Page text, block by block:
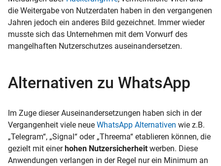
die Weitergabe von Nutzerdaten haben in den vergangenen
Jahren jedoch ein anderes Bild gezeichnet. Immer wieder
musste sich das Unternehmen mit dem Vorwurf des
mangelhaften Nutzerschutzes auseinandersetzen.
Alternativen zu WhatsApp
Im Zuge dieser Auseinandersetzungen haben sich in der
Vergangenheit viele neue WhatsApp Alternativen wie z.B.
„Telegram“, „Signal“ oder „Threema“ etablieren können, die
gezielt mit einer hohen Nutzersicherheit werben. Diese
Anwendungen verlangen in der Regel nur ein Minimum an